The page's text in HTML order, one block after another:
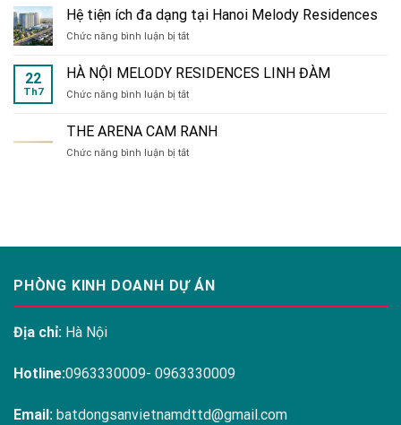
Xiển
ÁN
VLASTA
SẦM
Hệ tiện ích đa dạng tại Hanoi Melody Residences
Chức năng bình luận bị tắtở
tiện
ích
đa
tại
Melody
22
Th7
HÀ NỘI MELODY RESIDENCES LINH ĐÀM
Chức năng bình luận bị tắtở
NỘI
MELODY
RESIDENCES
THE ARENA CAM RANH
Chức năng bình luận bị tắtở
PHÒNG KINH DOANH DỰ ÁN
Địa chỉ: Hà Nội
Hotline:0963330009- 0963330009
Email: batdongsanvietnamdttd@gmail.com